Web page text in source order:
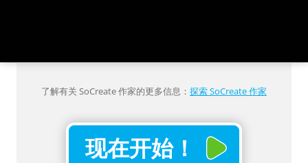
了解有关 SoCreate 作家的更多信息： 探索 SoCreate 作家
现在开始！